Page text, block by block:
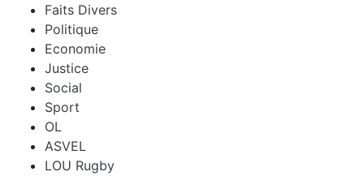
Faits Divers
Politique
Economie
Justice
Social
Sport
OL
ASVEL
LOU Rugby